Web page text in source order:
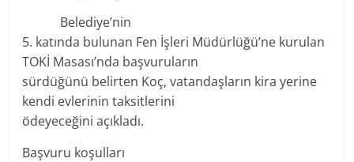
Belediye’nin
5. katında bulunan Fen İşleri Müdürlüğü’ne kurulan
TOKİ Masası’nda başvuruların
sürdüğünü belirten Koç, vatandaşların kira yerine
kendi evlerinin taksitlerini
ödeyeceğini açıkladı.
Başvuru koşulları